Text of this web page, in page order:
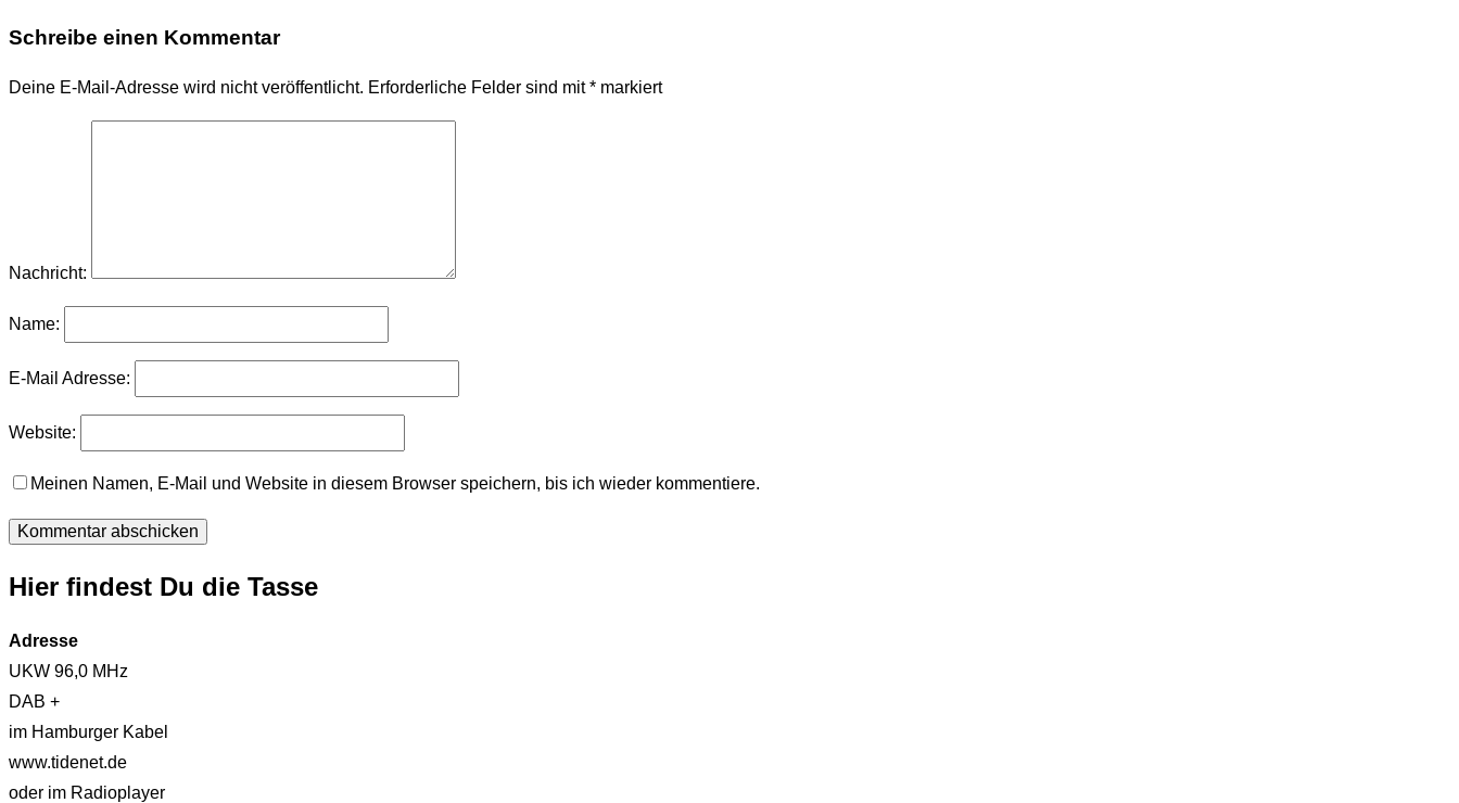
Schreibe einen Kommentar
Deine E-Mail-Adresse wird nicht veröffentlicht. Erforderliche Felder sind mit* markiert
Nachricht:
Name:
E-Mail Adresse:
Website:
Meinen Namen, E-Mail und Website in diesem Browser speichern, bis ich wieder kommentiere.
Hier findest Du die Tasse
Adresse
UKW 96,0 MHz
DAB +
im Hamburger Kabel
www.tidenet.de
oder im Radioplayer